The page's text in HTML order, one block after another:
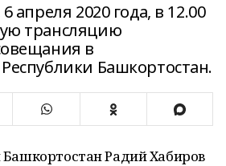
апреля 2020 года, в 12.00
трансляцию
в
Башкортостан.
Радий Хабиров